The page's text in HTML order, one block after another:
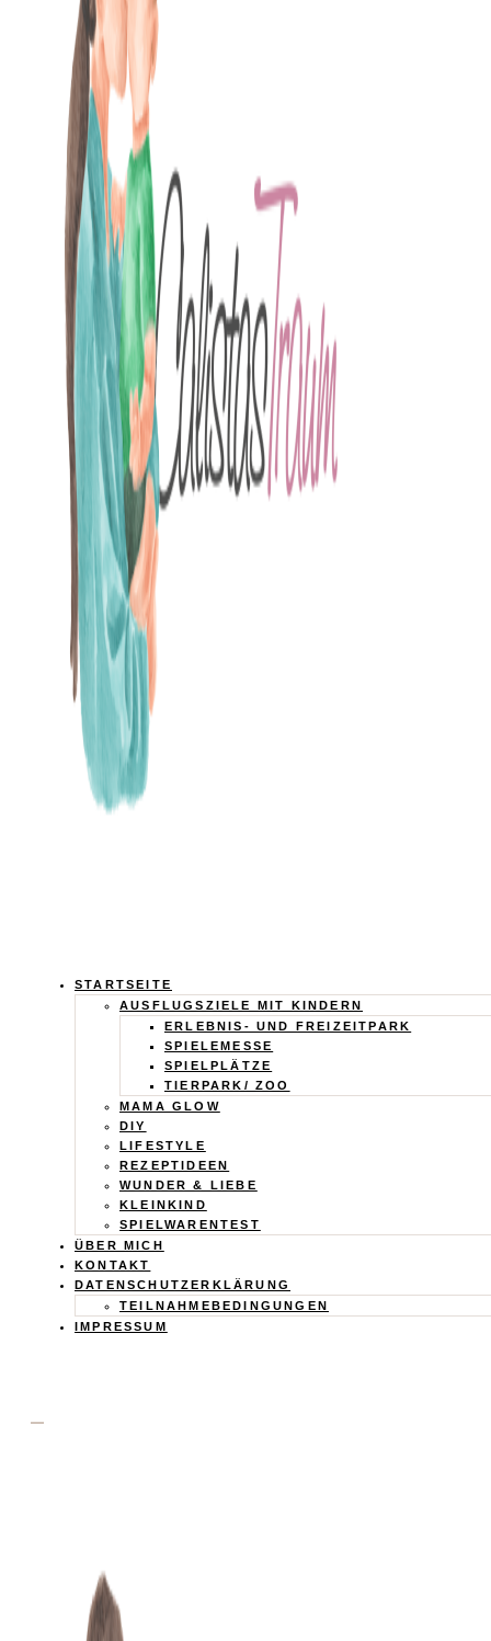
Calistas
Traum
STARTSEITE
AUSFLUGSZIELE MIT KINDERN
ERLEBNIS- UND FREIZEITPARK
SPIELEMESSE
SPIELPLÄTZE
TIERPARK/ ZOO
MAMA GLOW
DIY
LIFESTYLE
REZEPTIDEEN
WUNDER & LIEBE
KLEINKIND
SPIELWARENTEST
ÜBER MICH
KONTAKT
DATENSCHUTZERKLÄRUNG
TEILNAHMEBEDINGUNGEN
IMPRESSUM